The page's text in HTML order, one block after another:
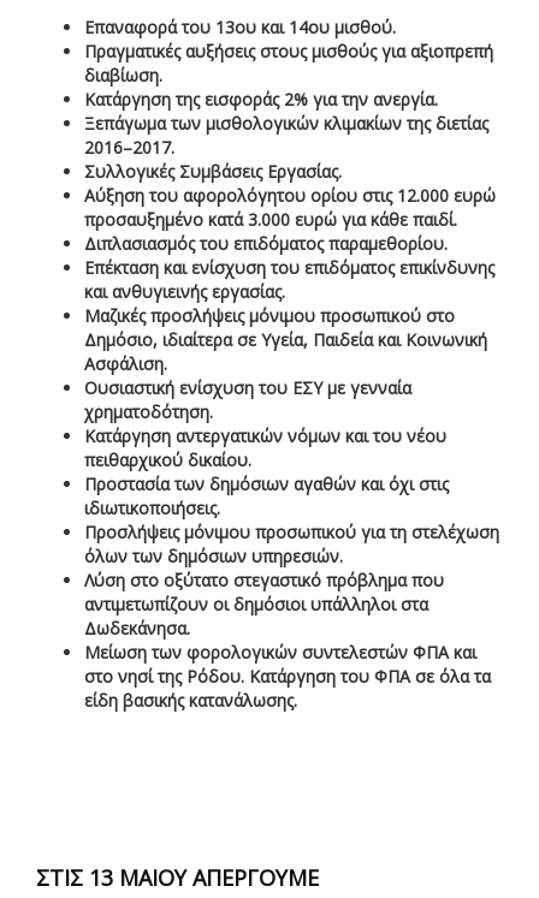
Επαναφορά του 13ου και 14ου μισθού.
Πραγματικές αυξήσεις στους μισθούς για αξιοπρεπή
διαβίωση.
Κατάργηση της εισφοράς 2% για την ανεργία.
Ξεπάγωμα των μισθολογικών κλιμακίων της διετίας
2016–2017.
Συλλογικές Συμβάσεις Εργασίας.
Αύξηση του αφορολόγητου ορίου στις 12.000 ευρώ
προσαυξημένο κατά 3.000 ευρώ για κάθε παιδί.
Διπλασιασμός του επιδόματος παραμεθορίου.
Επέκταση και ενίσχυση του επιδόματος επικίνδυνης
και ανθυγιεινής εργασίας.
Μαζικές προσλήψεις μόνιμου προσωπικού στο
Δημόσιο, ιδιαίτερα σε Υγεία, Παιδεία και Κοινωνική
Ασφάλιση.
Ουσιαστική ενίσχυση του ΕΣΥ με γενναία
χρηματοδότηση.
Κατάργηση αντεργατικών νόμων και του νέου
πειθαρχικού δικαίου.
Προστασία των δημόσιων αγαθών και όχι στις
ιδιωτικοποιήσεις.
Προσλήψεις μόνιμου προσωπικού για τη στελέχωση
όλων των δημόσιων υπηρεσιών.
Λύση στο οξύτατο στεγαστικό πρόβλημα που
αντιμετωπίζουν οι δημόσιοι υπάλληλοι στα
Δωδεκάνησα.
Μείωση των φορολογικών συντελεστών ΦΠΑ και
στο νησί της Ρόδου. Κατάργηση του ΦΠΑ σε όλα τα
είδη βασικής κατανάλωσης.
ΣΤΙΣ 13 ΜΑΙΟΥ ΑΠΕΡΓΟΥΜΕ